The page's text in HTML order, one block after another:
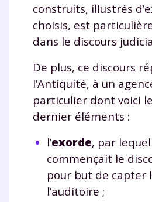
construits, illustrés
choisis, est
dans le discours
De plus, ce discours
l’Antiquité, à un
particulier dont voici
dernier éléments :
l’exorde, par
commençait le
pour but de capter
l’auditoire ;
Envie de